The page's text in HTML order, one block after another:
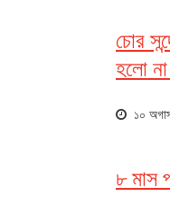
চোর
হলো না
১০
৮ মাস